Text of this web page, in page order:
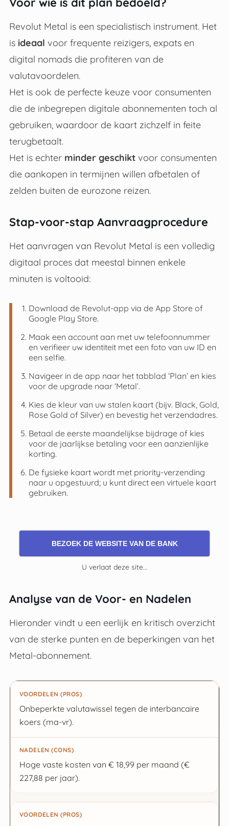
Revolut Metal is een specialistisch instrument. Het
is ideaal voor frequente reizigers, expats en
digital nomads die profiteren van de
valutavoordelen.
Het is ook de perfecte keuze voor consumenten
die de inbegrepen digitale abonnementen toch al
gebruiken, waardoor de kaart zichzelf in feite
terugbetaalt.
Het is echter minder geschiktvoor consumenten
die aankopen in termijnen willen afbetalen of
zelden buiten de eurozone reizen.
Stap-voor-stap Aanvraagprocedure
Het aanvragen van Revolut Metal is een volledig
digitaal proces dat meestal binnen enkele
minuten is voltooid:
Download de Revolut-app via de App Store of
Google Play Store.
Maak een account aan met uw telefoonnummer
en verifieer uw identiteit met een foto van uw ID en
een selfie.
Navigeer in de app naar het tabblad ‘Plan’ en kies
voor de upgrade naar ‘Metal’.
Kies de kleur van uw stalen kaart (bijv. Black, Gold,
Rose Gold of Silver) en bevestig het verzendadres.
Betaal de eerste maandelijkse bijdrage of kies
voor de jaarlijkse betaling voor een aanzienlijke
korting.
De fysieke kaart wordt met priority-verzending
naar u opgestuurd; u kunt direct een virtuele kaart
gebruiken.
BEZOEK DE WEBSITE VAN DE BANK
U verlaat deze site...
Analyse van de Voor- en Nadelen
Hieronder vindt u een eerlijk en kritisch overzicht
van de sterke punten en de beperkingen van het
Metal-abonnement.
Voordelen (Pros)
Nadelen (Cons)
Onbeperkte valutawissel tegen de interbancaire
koers (ma-vr).
Hoge vaste kosten van € 18,99 per maand (€
227,88 per jaar).